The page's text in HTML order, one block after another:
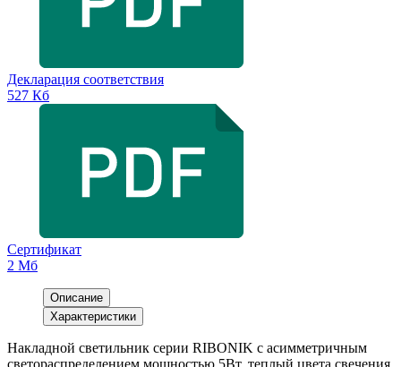
Декларация соответствия
527 Кб
Сертификат
2 Мб
Описание
Характеристики
Накладной светильник серии RIBONIK с асимметричным